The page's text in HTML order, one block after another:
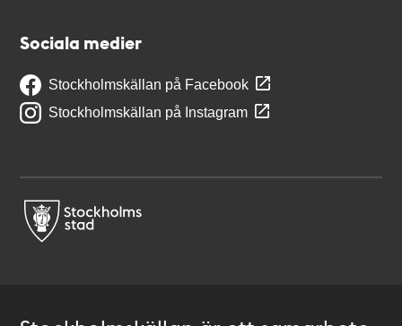
Sociala medier
Stockholmskällan på Facebook
Stockholmskällan på Instagram